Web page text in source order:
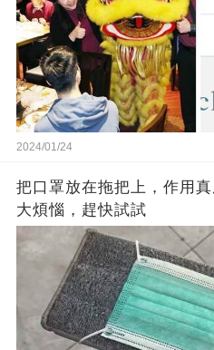
2024/01/24
把口罩放在拖把上，作用
大煩惱，趕快試試